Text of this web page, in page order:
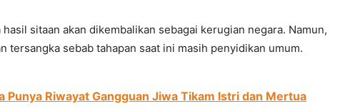
sitaan akan dikembalikan sebagai kerugian negara. Namun,
tersangka sebab tahapan saat ini masih penyidikan umum.
Punya Riwayat Gangguan Jiwa Tikam Istri dan Mertua